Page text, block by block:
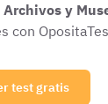
y
con
test gratis